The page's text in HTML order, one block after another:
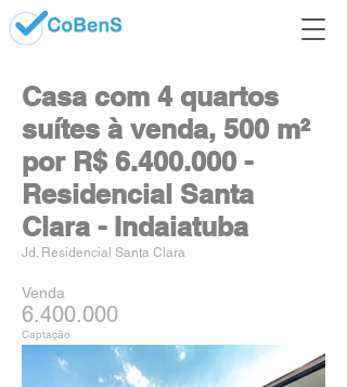
Casa com 4 quartos
suítes à venda, 500 m²
por R$ 6.400.000 -
Residencial Santa
Clara - Indaiatuba
Jd. Residencial Santa Clara
Venda
6.400.000
Captação